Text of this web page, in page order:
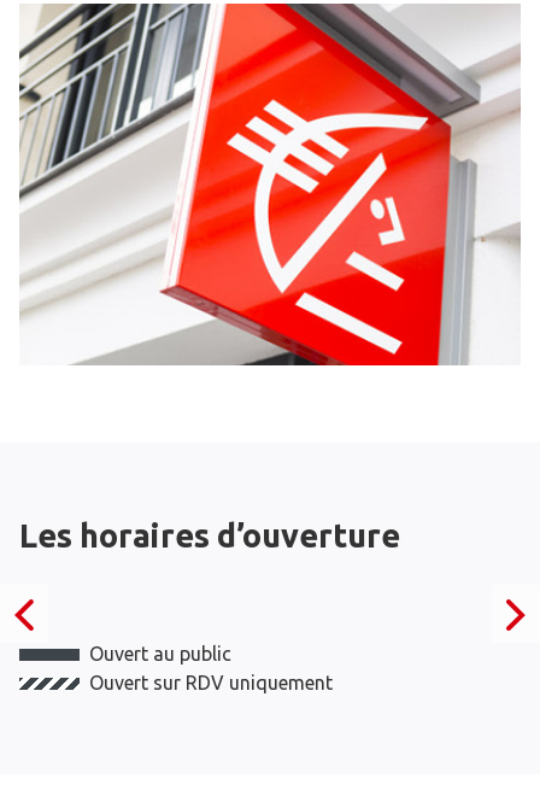
Les horaires d’ouverture
Ouvert au public
Ouvert sur RDV uniquement